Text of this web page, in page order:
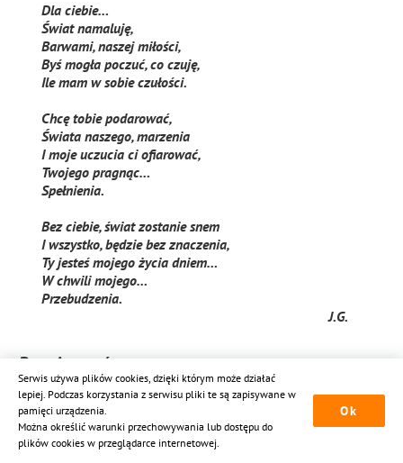
Dla ciebie…
Świat namaluję,
Barwami, naszej miłości,
Byś mogła poczuć, co czuję,
Ile mam w sobie czułości.
Chcę tobie podarować,
Świata naszego, marzenia
I moje uczucia ci ofiarować,
Twojego pragnąc…
Spełnienia.
Bez ciebie, świat zostanie snem
I wszystko, będzie bez znaczenia,
Ty jesteś mojego życia dniem…
W chwili mojego…
Przebudzenia.
J.G.
Bagaż uczuć
W sercu moim, ciągle noszę,
Bagaż uczuć i miłości,
Chociaż zawsze, swój los proszę,
Serwis używa plików cookies, dzięki którym może działać
lepiej. Podczas korzystania z serwisu pliki te są zapisywane w
pamięci urządzenia.
Można określić warunki przechowywania lub dostępu do
plików cookies w przeglądarce internetowej.
Ok